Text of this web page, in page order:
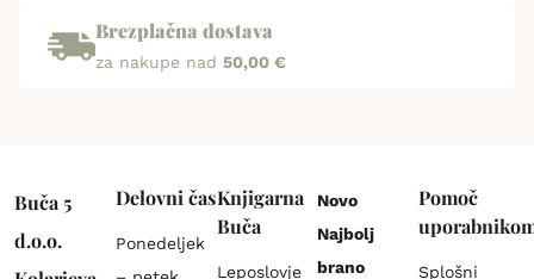
Brezplačna dostava
za nakupe nad 50,00 €
Buča 5
d.o.o.
Delovni čas
Ponedeljek
Knjigarna
Buča
Leposlovje
Novo
Najbolj
brano
Pomoč
Splošni